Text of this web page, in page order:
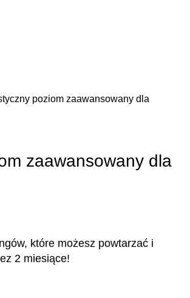
poziom zaawansowany dla
zaawansowany dla
które możesz powtarzać i
2 miesiące!